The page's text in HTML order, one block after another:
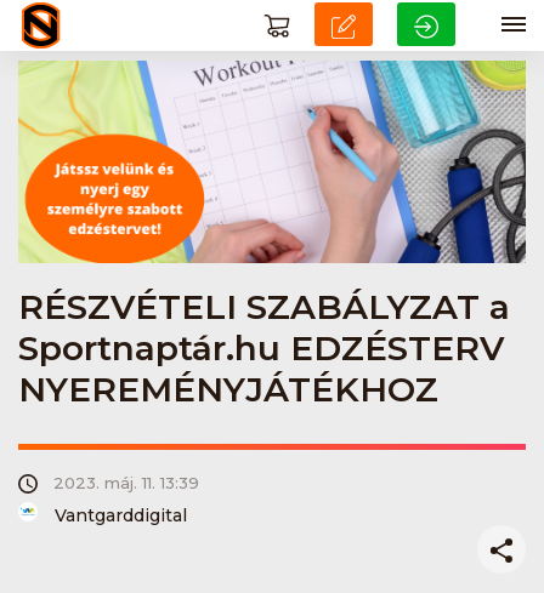
RÉSZVÉTELI SZABÁLYZAT a
Sportnaptár.hu EDZÉSTERV
NYEREMÉNYJÁTÉKHOZ
2023. máj. 11. 13:39
Vantgarddigital